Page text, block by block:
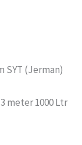
SYT (Jerman)
meter 1000 Ltr